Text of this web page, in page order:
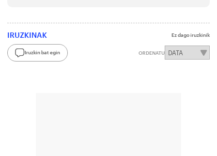
IRUZKINAK Ez dago iruzkinik
Iruzkin bat egin ORDENATU